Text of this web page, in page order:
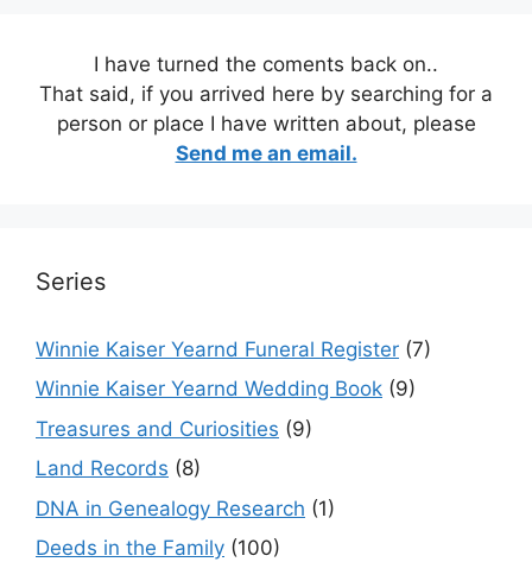
I have turned the coments back on..
That said, if you arrived here by searching for a
person or place I have written about, please
Send me an email.
Series
Winnie Kaiser Yearnd Funeral Register (7)
Winnie Kaiser Yearnd Wedding Book (9)
Treasures and Curiosities (9)
Land Records (8)
DNA in Genealogy Research (1)
Deeds in the Family (100)